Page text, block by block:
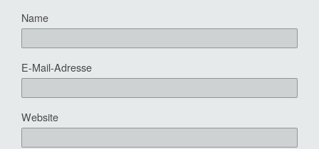
Name
E-Mail-Adresse
Website